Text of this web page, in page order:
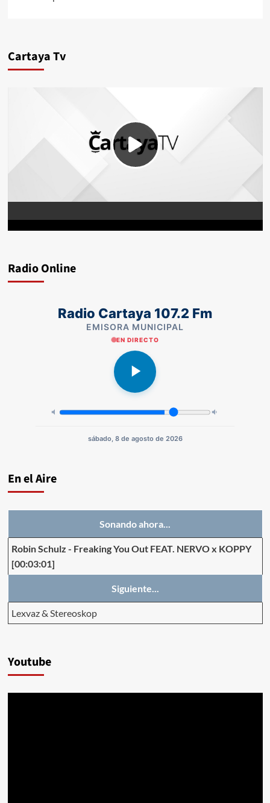
Cartaya Tv
Radio Online
Radio Cartaya 107.2 Fm
EMISORA MUNICIPAL
EN DIRECTO
sábado, 8 de agosto de 2026
En el Aire
Sonando ahora...
Robin Schulz - Freaking You Out FEAT. NERVO x KOPPY
[00:03:01]
Siguiente...
Lexvaz & Stereoskop
Youtube